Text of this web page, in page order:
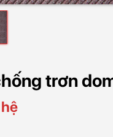
trơn